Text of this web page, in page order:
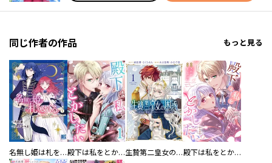
同じ作者の作品 もっと見る
名無し姫は札をめくる 殿下は私をとかしたい 生贄第二皇女の困惑 ～人質の姫君、敵国で知の才媛として大歓迎を受ける～ 殿下は私をとかしたい【電子限定特典付き】